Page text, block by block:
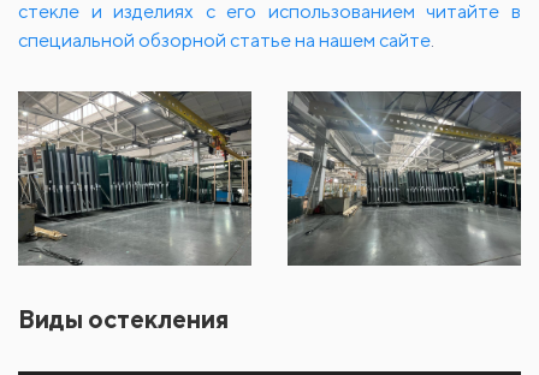
стекле и изделиях с его использованием читайте в
специальной обзорной статье на нашем сайте.
Виды остекления